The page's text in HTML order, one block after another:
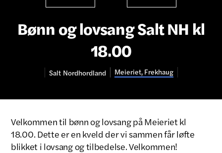
Bønn og lovsang Salt NH kl
18.00
Salt Nordhordland Meieriet, Frekhaug
Velkommen til bønn og lovsang på Meieriet kl
18.00. Dette er en kveld der vi sammen får løfte
blikket i lovsang og tilbedelse. Velkommen!